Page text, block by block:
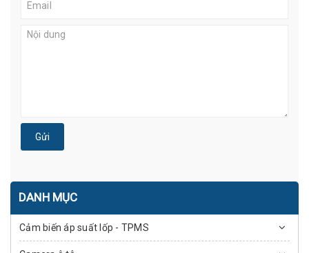
Gửi
DANH MỤC
Cảm biến áp suất lốp - TPMS